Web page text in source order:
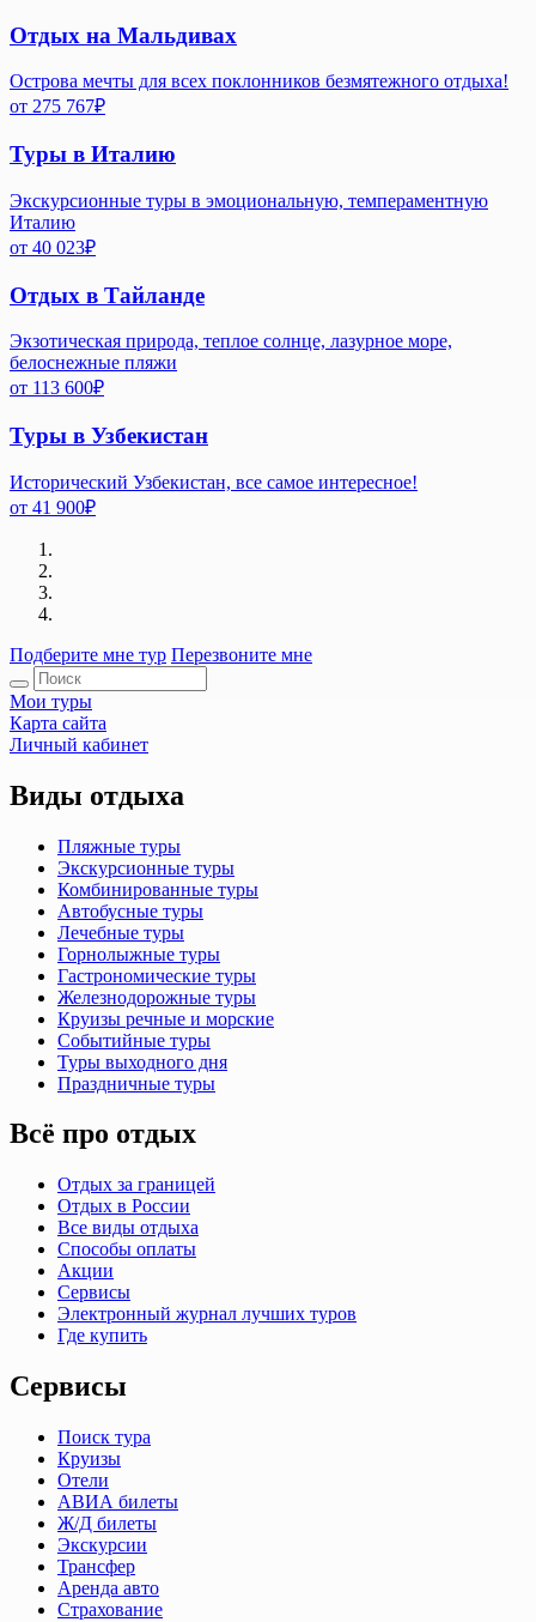
Отдых на Мальдивах
Острова мечты для всех поклонников безмятежного отдыха!
от 275 767₽
Туры в Италию
Экскурсионные туры в эмоциональную, темпераментную
Италию
от 40 023₽
Отдых в Тайланде
Экзотическая природа, теплое солнце, лазурное море,
белоснежные пляжи
от 113 600₽
Туры в Узбекистан
Исторический Узбекистан, все самое интересное!
от 41 900₽
Подберите мне тур Перезвоните мне
Мои туры
Карта сайта
Личный кабинет
Виды отдыха
Пляжные туры
Экскурсионные туры
Комбинированные туры
Автобусные туры
Лечебные туры
Горнолыжные туры
Гастрономические туры
Железнодорожные туры
Круизы речные и морские
Событийные туры
Туры выходного дня
Праздничные туры
Всё про отдых
Отдых за границей
Отдых в России
Все виды отдыха
Способы оплаты
Акции
Сервисы
Электронный журнал лучших туров
Где купить
Сервисы
Поиск тура
Круизы
Отели
АВИА билеты
Ж/Д билеты
Экскурсии
Трансфер
Аренда авто
Страхование